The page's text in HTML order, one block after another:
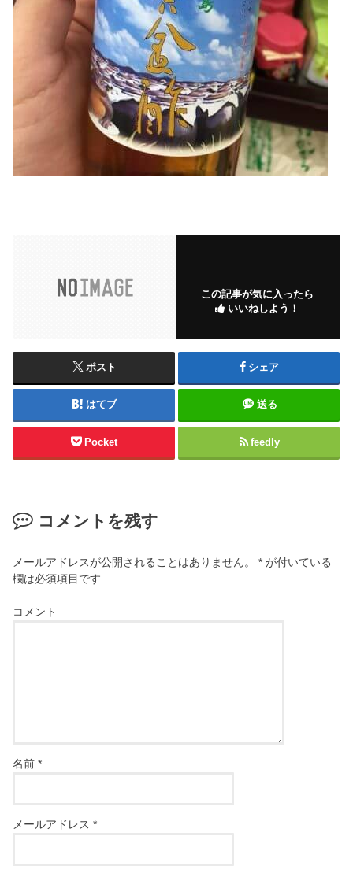
この記事が気に入ったら
いいねしよう！
ポスト シェア
はてブ 送る
Pocket feedly
コメントを残す
メールアドレスが公開されることはありません。 * が付いている
欄は必須項目です
コメント
名前*
メールアドレス*